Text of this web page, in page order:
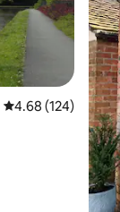
คะแนนเฉลี่ย 4.68 จ
4.68 (124)